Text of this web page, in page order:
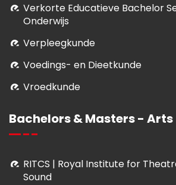
Verkorte Educatieve Bachelor
Onderwijs
Verpleegkunde
Voedings- en Dieetkunde
Vroedkunde
Bachelors & Masters - Arts
RITCS | Royal Institute for
Sound